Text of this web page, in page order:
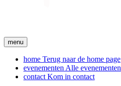
menu
home Terug naar de home page
evenementen Alle evenementen
contact Kom in contact